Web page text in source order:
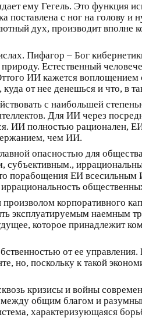
ему Гегель. Это функция
поставлена с ног на голову и
дух, производит вполне
Пифагор – Бог
Естественный
ИИ кажется
от нее денешься и что, в
с наибольшей
Для ИИ через
ИИ полностью рационален,
чем ИИ.
опасностью для
субъективным.,
то порабощения ЕИ
корпоративного
эксплуатируемым наемным
которое принадлежит
от ее
но, поскольку к такой
кризисы и войны
общим благом и
характеризующаяся